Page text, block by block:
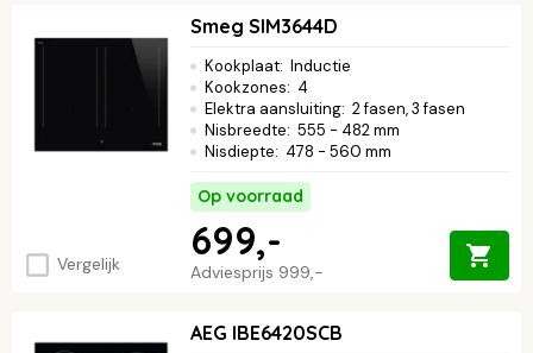
Vergelijk
Smeg SIM3644D
Kookplaat: Inductie
Kookzones: 4
Elektra aansluiting: 2 fasen, 3 fasen
Nisbreedte: 555 - 482 mm
Nisdiepte: 478 - 560 mm
Op voorraad
Adviesprijs 999,-
699,-
AEG IBE6420SCB